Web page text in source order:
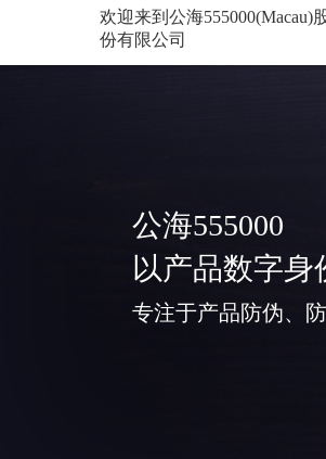
欢迎来到公海555000(Macau)
份有限公司
公海555000
以产品数字
专注于产品防伪、